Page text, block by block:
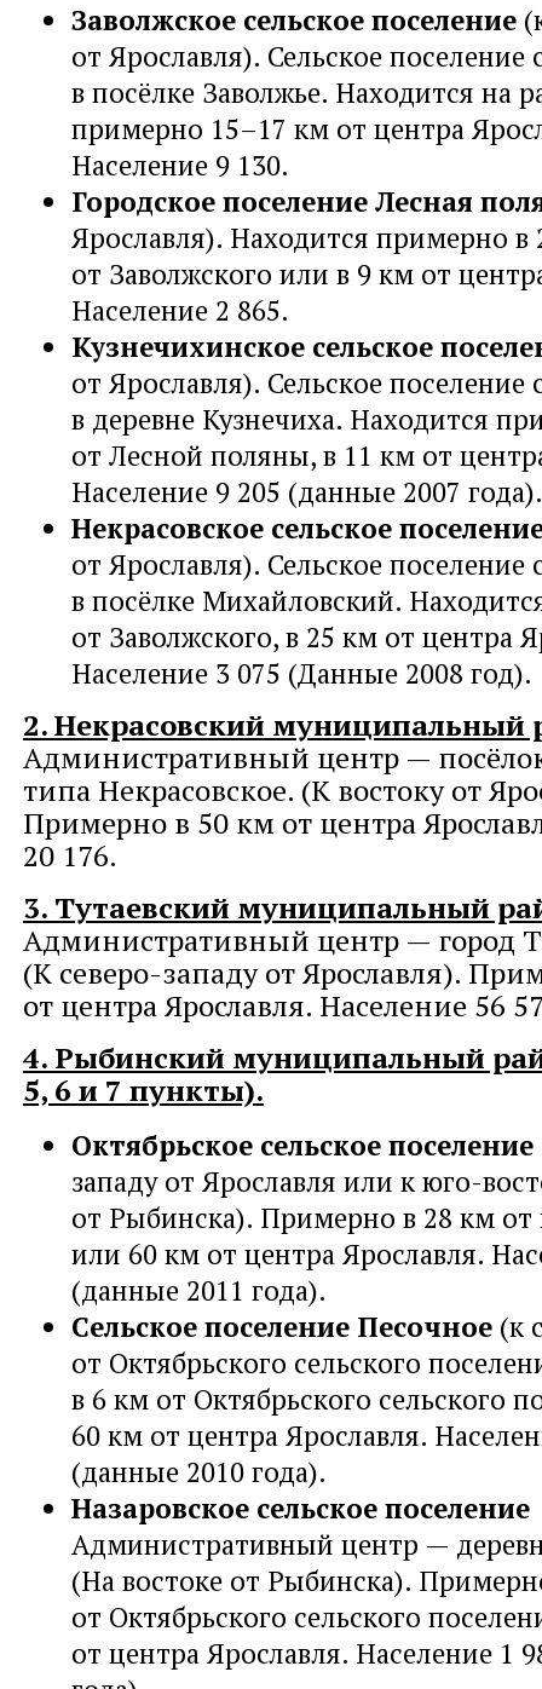
Заволжское сельское поселение
от Ярославля). Сельское поселение
в посёлке Заволжье. Находится на
примерно 15–17 км от центра
Население 9 130.
Городское поселение Лесная
Ярославля). Находится примерно в
от Заволжского или в 9 км от
Население 2 865.
Кузнечихинское сельское
от Ярославля). Сельское поселение
в деревне Кузнечиха. Находится
от Лесной поляны, в 11 км от
Население 9 205 (данные 2007 года).
Некрасовское сельское
от Ярославля). Сельское поселение
в посёлке Михайловский.
от Заволжского, в 25 км от центра
Население 3 075 (Данные 2008 год).
2. Некрасовский муниципальный
Административный центр —
типа Некрасовское. (К востоку от
Примерно в 50 км от центра
20 176.
3. Тутаевский муниципальный
Административный центр — город
(К северо-западу от Ярославля).
от центра Ярославля. Население 56
4. Рыбинский муниципальный
5, 6 и 7 пункты).
Октябрьское сельское поселение
западу от Ярославля или к юго-
от Рыбинска). Примерно в 28 км от
или 60 км от центра Ярославля.
(данные 2011 года).
Сельское поселение Песочное (к
от Октябрьского сельского
в 6 км от Октябрьского сельского
60 км от центра Ярославля.
(данные 2010 года).
Назаровское сельское поселение
Административный центр —
(На востоке от Рыбинска).
от Октябрьского сельского
от центра Ярославля. Население 1